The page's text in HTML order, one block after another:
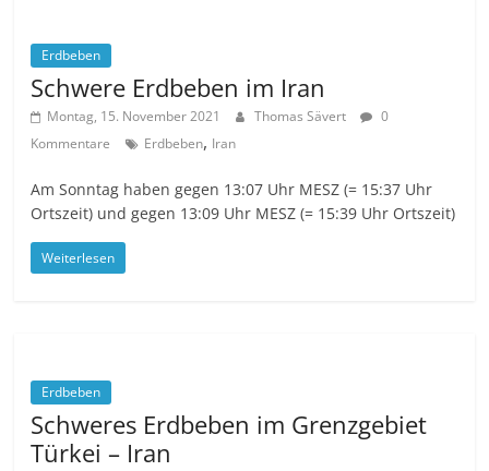
Erdbeben
Schwere Erdbeben im Iran
Montag, 15. November 2021 Thomas Sävert
0
Kommentare
Erdbeben, Iran
Am Sonntag haben gegen 13:07 Uhr MESZ (= 15:37 Uhr
Ortszeit) und gegen 13:09 Uhr MESZ (= 15:39 Uhr Ortszeit)
Weiterlesen
Erdbeben
Schweres Erdbeben im Grenzgebiet
Türkei – Iran